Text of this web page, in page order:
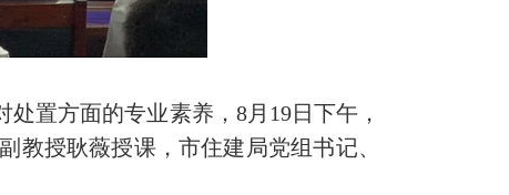
置方面的专业素养，8月19日下午，
教授耿薇授课，市住建局党组书记、